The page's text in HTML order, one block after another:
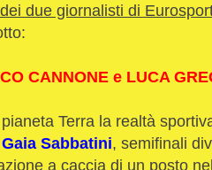
due giornalisti di
CANNONE e LUCA
Terra la realtà
Sabbatini, semifinali
a caccia di un posto